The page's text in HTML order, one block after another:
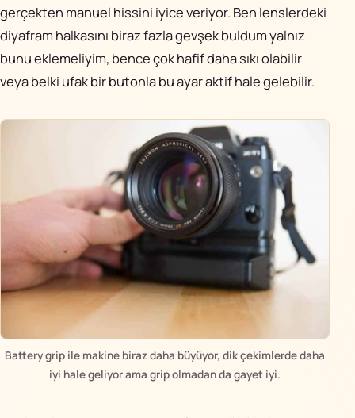
gerçekten manuel hissini iyice veriyor. Ben lenslerdeki
diyafram halkasını biraz fazla gevşek buldum yalnız
bunu eklemeliyim, bence çok hafif daha sıkı olabilir
veya belki ufak bir butonla bu ayar aktif hale gelebilir.
Battery grip ile makine biraz daha büyüyor, dik çekimlerde daha
iyi hale geliyor ama grip olmadan da gayet iyi.